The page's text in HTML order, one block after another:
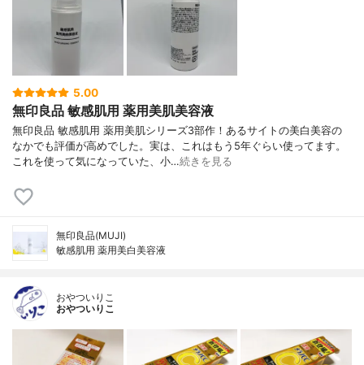
5.00
無印良品 敏感肌用 薬用美肌美容液
無印良品 敏感肌用 薬用美肌シリーズ3部作！あるサイトの美白美容の
なかでも評価が高めでした。実は、これはもう5年ぐらい使ってます。
これを使って気になっていた、小…続きを見る
無印良品(MUJI)
敏感肌用 薬用美白美容液
おやついりこ
おやついりこ